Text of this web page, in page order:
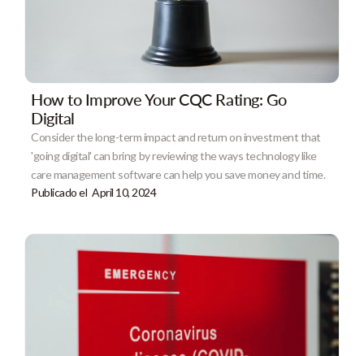
How to Improve Your CQC Rating: Go
Digital
Consider the long-term impact and return on investment that
'going digital' can bring by reviewing the ways technology like
care management software can help you save money and time.
Publicado el April 10, 2024